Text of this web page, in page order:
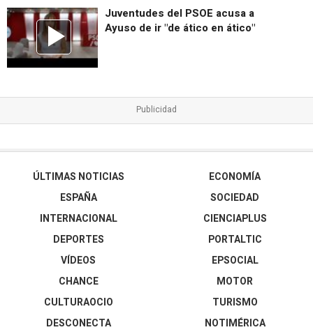
Juventudes del PSOE acusa a
Ayuso de ir "de ático en ático"
ÚLTIMAS NOTICIAS
ESPAÑA
INTERNACIONAL
DEPORTES
VÍDEOS
ECONOMÍA
SOCIEDAD
CIENCIAPLUS
PORTALTIC
EPSOCIAL
CHANCE
CULTURAOCIO
DESCONECTA
MOTOR
TURISMO
NOTIMÉRICA